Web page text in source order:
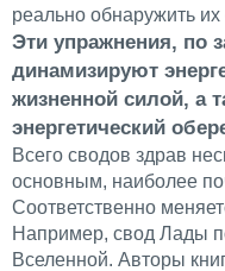
реально обнаружить
Эти упражнения, по
динамизируют
жизненной силой, а
энергетический
Всего сводов здрав
основным, наиболее
Соответственно
Например, свод Лады
Вселенной. Авторы